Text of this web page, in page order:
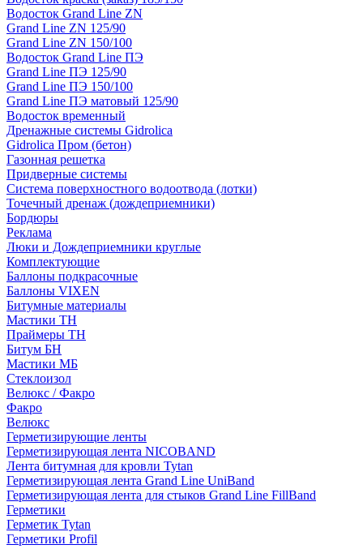
Водосток Grand Line ZN
Grand Line ZN 125/90
Grand Line ZN 150/100
Водосток Grand Line ПЭ
Grand Line ПЭ 125/90
Grand Line ПЭ 150/100
Grand Line ПЭ матовый 125/90
Водосток временный
Дренажные системы Gidrolica
Gidrolica Пром (бетон)
Газонная решетка
Придверные системы
Система поверхностного водоотвода (лотки)
Точечный дренаж (дождеприемники)
Бордюры
Рекламa
Люки и Дождеприемники круглые
Комплектующие
Баллоны подкрасочные
Баллоны VIXEN
Битумные материалы
Мастики ТН
Праймеры ТН
Битум БН
Мастики МБ
Стеклоизол
Велюкс / Факро
Факро
Велюкс
Герметизирующие ленты
Герметизирующая лента NICOBAND
Лента битумная для кровли Tytan
Герметизирующая лента Grand Line UniBand
Герметизирующая лента для стыков Grand Line FillBand
Герметики
Герметик Tytan
Герметики Profil